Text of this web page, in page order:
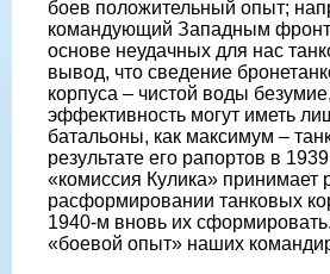
боев положительный опыт;
командующий Западным
основе неудачных для нас
вывод, что сведение
корпуса – чистой воды
эффективность могут иметь
батальоны, как максимум –
результате его рапортов в
«комиссия Кулика» принимает
расформировании танковых
1940-м вновь их
«боевой опыт» наших